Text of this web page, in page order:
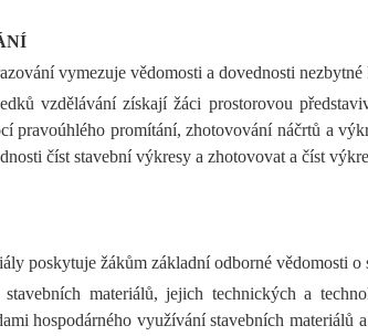
vymezuje vědomosti a dovednosti
vzdělávání získají žáci prostorovou
pravoúhlého promítání, zhotovování náčrtů a
číst stavební výkresy a zhotovovat a číst
poskytuje žákům základní odborné vědomosti
materiálů, jejich technických a
hospodárného využívání stavebních